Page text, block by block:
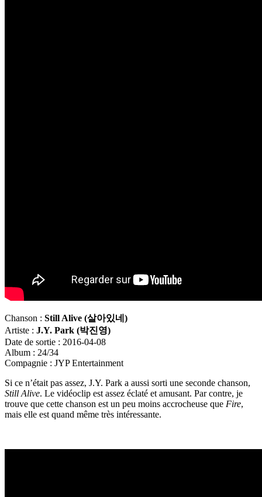
Chanson : Still Alive (살아있네)
Artiste : J.Y. Park (박진영)
Date de sortie : 2016-04-08
Album : 24/34
Compagnie : JYP Entertainment
Si ce n’était pas assez, J.Y. Park a aussi sorti une seconde chanson,
Still Alive. Le vidéoclip est assez éclaté et amusant. Par contre, je
trouve que cette chanson est un peu moins accrocheuse que Fire,
mais elle est quand même très intéressante.